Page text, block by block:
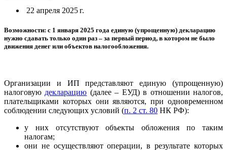
22 апреля 2025 г.
Возможности: с 1 января 2025 года единую (упрощенную) декларацию
нужно сдавать только один раз – за первый период, в котором не было
движения денег или объектов налогообложения.
Организации и ИП представляют единую (упрощенную)
налоговую декларацию (далее – ЕУД) в отношении налогов,
плательщиками которых они являются, при одновременном
соблюдении следующих условий (п. 2 ст. 80 НК РФ):
у них отсутствуют объекты обложения по таким
налогам;
они не осуществляют операции, в результате которых